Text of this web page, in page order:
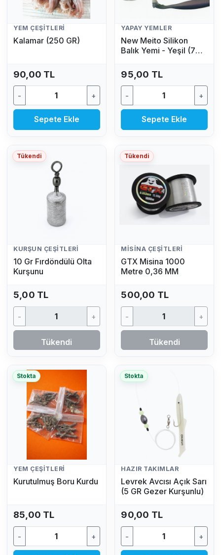
YEM ÇEŞITLERI
Kalamar (250 GR)
90,00 TL
- +
Sepete Ekle
YAPAY YEMLER
New Meito Silikon
Balık Yemi - Yeşil (7
95,00 TL
- +
Sepete Ekle
Tükendi
KURŞUN ÇEŞITLERI
10 Gr Fırdöndülü Olta
Kurşunu
5,00 TL
- +
Tükendi
Tükendi
MISINA ÇEŞITLERI
GTX Misina 1000
Metre 0,36 MM
500,00 TL
- +
Tükendi
Stokta
YEM ÇEŞITLERI
Kurutulmuş Boru Kurdu
85,00 TL
- +
Stokta
HAZIR TAKIMLAR
Levrek Avcısı Açık Sarı
(5 GR Gezer Kurşunlu)
90,00 TL
- +